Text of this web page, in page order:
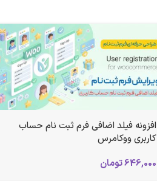
افزونه فیلد اضافی فرم ثبت نام حساب
کاربری ووکامرس
646,000تومان